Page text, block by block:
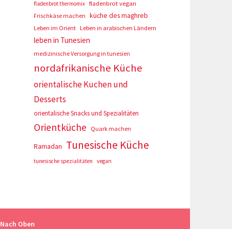
fladenbrot thermomix fladenbrot vegan
Frischkäse machen küche des maghreb
Leben im Orient Leben in arabischen Ländern
leben in Tunesien
medizinische Versorgung in tunesien
nordafrikanische Küche
orientalische Kuchen und
Desserts
orientalische Snacks und Spezialitäten
Orientküche Quark machen
Ramadan Tunesische Küche
tunesische spezialitäten vegan
Nach Oben